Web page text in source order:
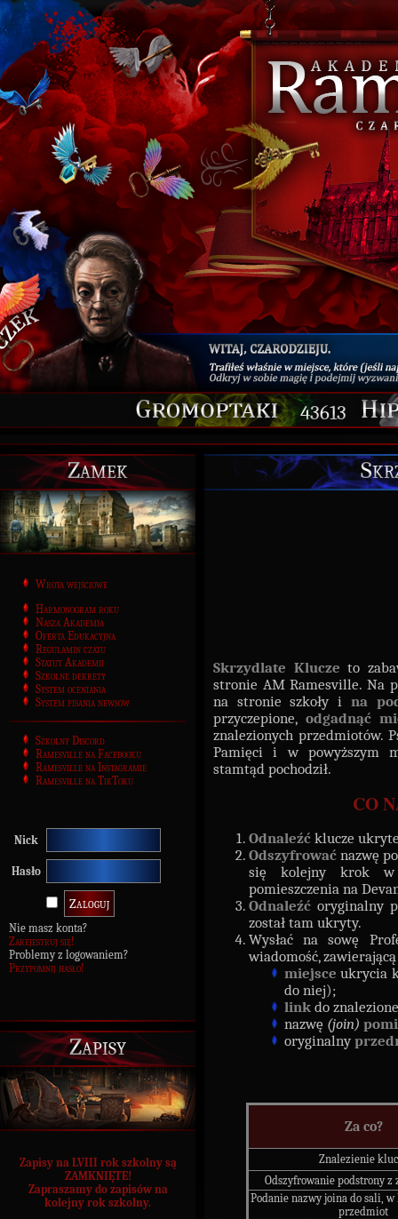
43613
Zamek
Wrota wejściowe
Harmonogram roku
Nasza Akademia
Oferta Edukacyjna
Regulamin czatu
Statut Akademii
Szkolne dekrety
System oceniania
System pisania newsów
Szkolny Discord
Ramesville na Facebooku
Ramesville na Instagramie
Ramesville na TikToku
Nick
Hasło
Nie masz konta?
Zarejestruj się!
Problemy z logowaniem?
Przypomnij hasło!
Zapisy
Zapisy na LVIII rok szkolny są
ZAMKNIĘTE!
Zapraszamy do zapisów na
kolejny rok szkolny.
Skrzydlate Klucze to
stronie AM Ramesville. Na
na stronie szkoły i na
przyczepione, odgadnąć
znalezionych przedmiotów.
Pamięci i w powyższym
stamtąd pochodził.
CO
Odnaleźć klucze
Odszyfrować nazwę
się kolejny krok w
pomieszczenia na
Odnaleźć oryginalny
został tam ukryty.
Wysłać na sowę
wiadomość,
miejsce ukrycia
do niej);
link do
nazwę (join)
oryginalny
Za co?
Znalezienie
Odszyfrowanie podstrony z
Podanie nazwy joina do sali,
przedmiot